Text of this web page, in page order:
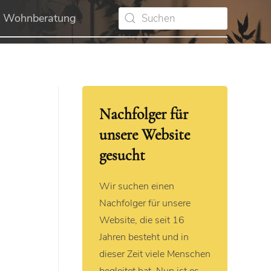
Wohnberatung
Nachfolger für
unsere Website
gesucht
Wir suchen einen
Nachfolger für unsere
Website, die seit 16
Jahren besteht und in
dieser Zeit viele Menschen